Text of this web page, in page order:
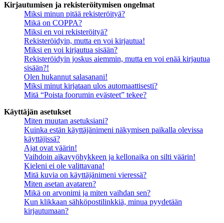
Kirjautumisen ja rekisteröitymisen ongelmat
Miksi minun pitää rekisteröityä?
Mikä on COPPA?
Miksi en voi rekisteröityä?
Rekisteröidyin, mutta en voi kirjautua!
Miksi en voi kirjautua sisään?
Rekisteröidyin joskus aiemmin, mutta en voi enää kirjautua
sisään?!
Olen hukannut salasanani!
Miksi minut kirjataan ulos automaattisesti?
Mitä “Poista foorumin evästeet” tekee?
Käyttäjän asetukset
Miten muutan asetuksiani?
Kuinka estän käyttäjänimeni näkymisen paikalla olevissa
käyttäjissä?
Ajat ovat väärin!
Vaihdoin aikavyöhykkeen ja kellonaika on silti väärin!
Kieleni ei ole valittavana!
Mitä kuvia on käyttäjänimeni vieressä?
Miten asetan avataren?
Mikä on arvonimi ja miten vaihdan sen?
Kun klikkaan sähköpostilinkkiä, minua pyydetään
kirjautumaan?